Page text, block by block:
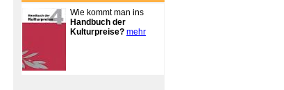
Wie kommt man ins
Handbuch der
Kulturpreise? mehr